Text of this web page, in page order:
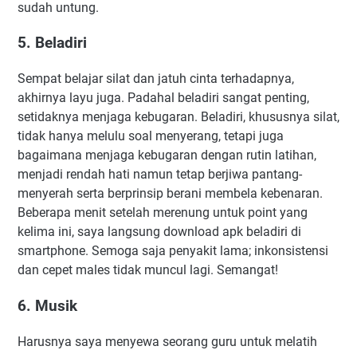
sudah untung.
5. Beladiri
Sempat belajar silat dan jatuh cinta terhadapnya,
akhirnya layu juga. Padahal beladiri sangat penting,
setidaknya menjaga kebugaran. Beladiri, khususnya silat,
tidak hanya melulu soal menyerang, tetapi juga
bagaimana menjaga kebugaran dengan rutin latihan,
menjadi rendah hati namun tetap berjiwa pantang-
menyerah serta berprinsip berani membela kebenaran.
Beberapa menit setelah merenung untuk point yang
kelima ini, saya langsung download apk beladiri di
smartphone. Semoga saja penyakit lama; inkonsistensi
dan cepet males tidak muncul lagi. Semangat!
6. Musik
Harusnya saya menyewa seorang guru untuk melatih